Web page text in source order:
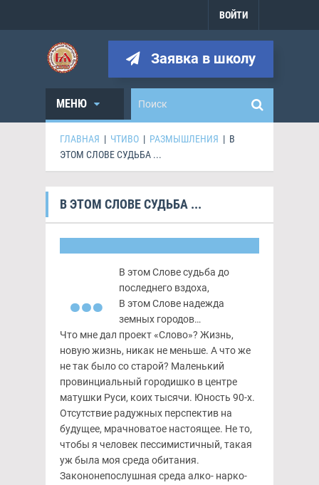
ВОЙТИ
Заявка в школу
МЕНЮ
ГЛАВНАЯ | ЧТИВО | РАЗМЫШЛЕНИЯ | В
ЭТОМ СЛОВЕ СУДЬБА ...
В ЭТОМ СЛОВЕ СУДЬБА ...
…
В этом Слове судьба до
последнего вздоха,
В этом Слове надежда
земных городов…
Что мне дал проект «Слово»? Жизнь,
новую жизнь, никак не меньше. А что же
не так было со старой? Маленький
провинциальный городишко в центре
матушки Руси, коих тысячи. Юность 90-х.
Отсутствие радужных перспектив на
будущее, мрачноватое настоящее. Не то,
чтобы я человек пессимистичный, такая
уж была моя среда обитания.
Закононепослушная среда алко- нарко-